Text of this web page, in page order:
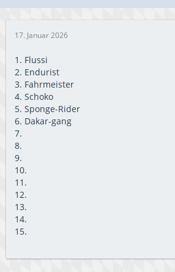
17. Januar 2026
1. Flussi
2. Endurist
3. Fahrmeister
4. Schoko
5. Sponge-Rider
6. Dakar-gang
7.
8.
9.
10.
11.
12.
13.
14.
15.